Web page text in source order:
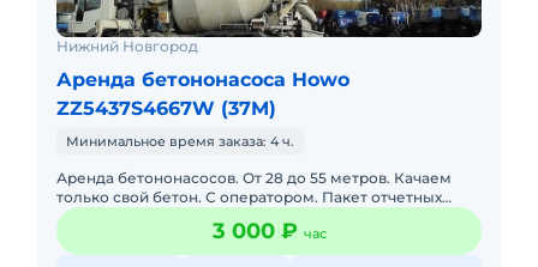
Нижний Новгород
Аренда бетононасоса Howo
ZZ5437S4667W (37M)
Минимальное время заказа: 4 ч.
Аренда бетононасосов. От 28 до 55 метров. Качаем
только свой бетон. С оператором. Пакет отчетных
документов. Звоните.
3 000 ₽ час